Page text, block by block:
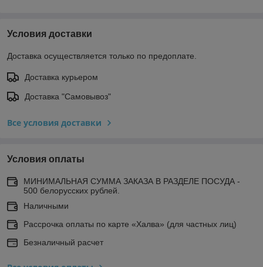
Условия доставки
Доставка осуществляется только по предоплате.
Доставка курьером
Доставка "Самовывоз"
Все условия доставки
Условия оплаты
МИНИМАЛЬНАЯ СУММА ЗАКАЗА В РАЗДЕЛЕ ПОСУДА -
500 белорусских рублей.
Наличными
Рассрочка оплаты по карте «Халва» (для частных лиц)
Безналичный расчет